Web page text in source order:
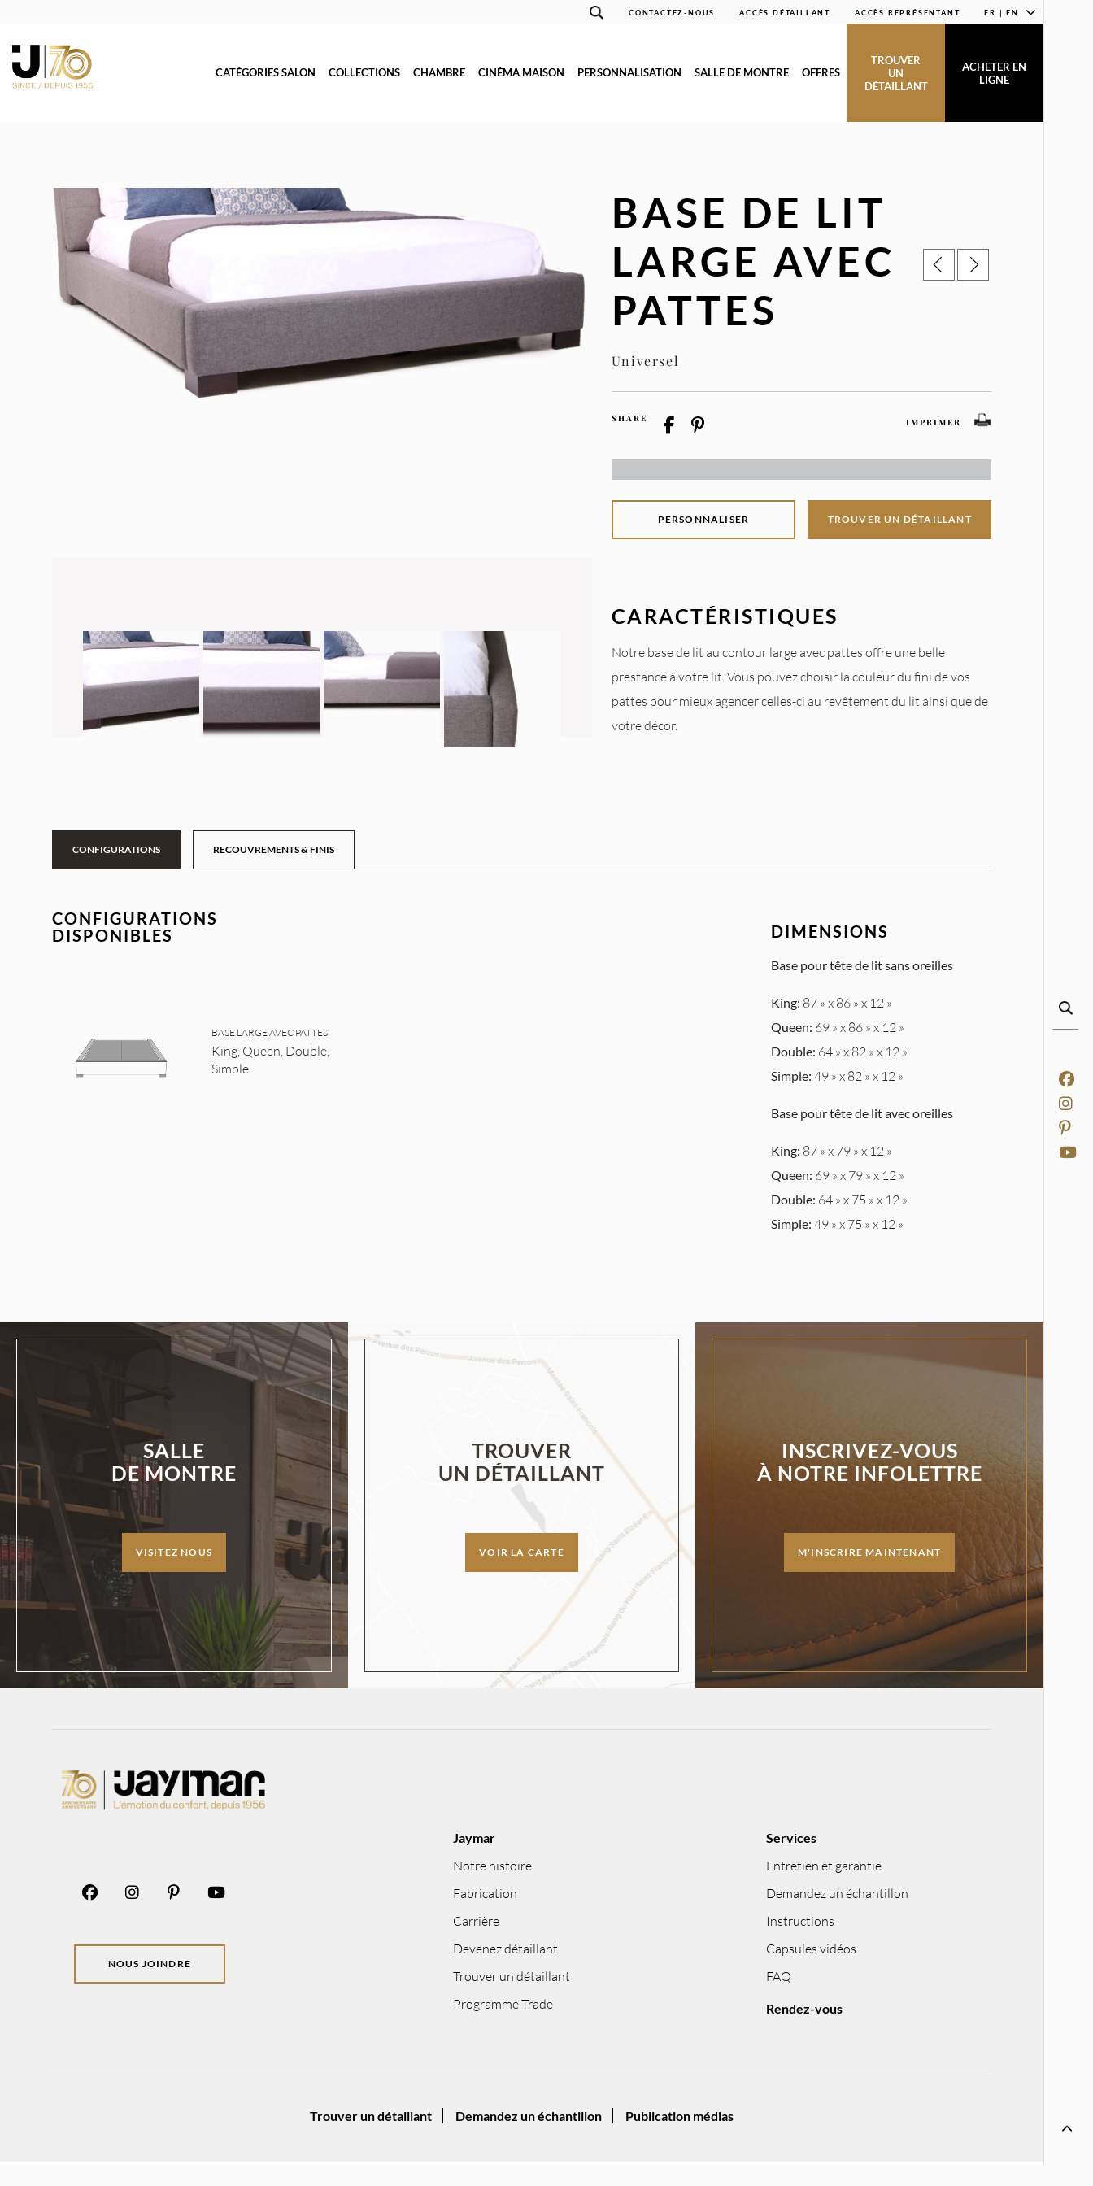
CONTACTEZ-NOUS ACCÈS DÉTAILLANT ACCÈS REPRÉSENTANT FR | EN
CATÉGORIES SALON COLLECTIONS CHAMBRE CINÉMA MAISON PERSONNALISATION SALLE DE MONTRE OFFRES
TROUVER
UN
DÉTAILLANT
ACHETER EN
LIGNE
BASE DE LIT
LARGE AVEC
PATTES
Universel
SHARE IMPRIMER
PERSONNALISER TROUVER UN DÉTAILLANT
CARACTÉRISTIQUES
Notre base de lit au contour large avec pattes offre une belle
prestance à votre lit. Vous pouvez choisir la couleur du fini de vos
pattes pour mieux agencer celles-ci au revêtement du lit ainsi que de
votre décor.
CONFIGURATIONS RECOUVREMENTS & FINIS
CONFIGURATIONS
DISPONIBLES
BASE LARGE AVEC PATTES
King, Queen, Double,
Simple
DIMENSIONS
Base pour tête de lit sans oreilles
King: 87 » x 86 » x 12 »
Queen: 69 » x 86 » x 12 »
Double: 64 » x 82 » x 12 »
Simple: 49 » x 82 » x 12 »
Base pour tête de lit avec oreilles
King: 87 » x 79 » x 12 »
Queen: 69 » x 79 » x 12 »
Double: 64 » x 75 » x 12 »
Simple: 49 » x 75 » x 12 »
SALLE
DE MONTRE
VISITEZ NOUS
TROUVER
UN DÉTAILLANT
VOIR LA CARTE
INSCRIVEZ-VOUS
À NOTRE INFOLETTRE
M'INSCRIRE MAINTENANT
NOUS JOINDRE
Jaymar
Notre histoire
Fabrication
Carrière
Devenez détaillant
Trouver un détaillant
Programme Trade
Services
Entretien et garantie
Demandez un échantillon
Instructions
Capsules vidéos
FAQ
Rendez-vous
Trouver un détaillant Demandez un échantillon Publication médias